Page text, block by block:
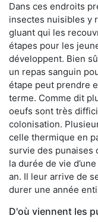
Dans ces endroits
insectes nuisibles y
gluant qui les
étapes pour les
développent. Bien
un repas sanguin
étape peut prendre
terme. Comme dit
oeufs sont très
colonisation.
celle thermique en
survie des punaises
la durée de vie
an. Il leur arrive de
durer une année
D'où viennent les